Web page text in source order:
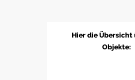
Hier die Übersicht
Objekte: